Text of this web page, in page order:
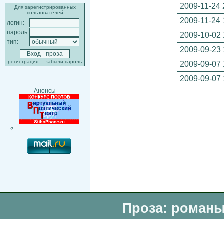
Для зарегистрированных
пользователей
логин:
пароль:
тип:
регистрация забыли пароль
Анонсы
2009-11-24
2009-11-24
2009-10-02
2009-09-23
2009-09-07
2009-09-07
Проза: